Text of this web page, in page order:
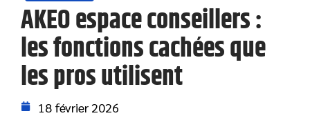
AKEO espace conseillers :
les fonctions cachées que
les pros utilisent
18 février 2026